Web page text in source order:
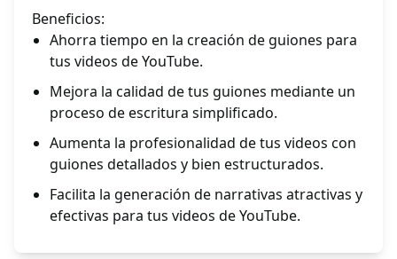
Beneficios:
Ahorra tiempo en la creación de guiones para
tus videos de YouTube.
Mejora la calidad de tus guiones mediante un
proceso de escritura simplificado.
Aumenta la profesionalidad de tus videos con
guiones detallados y bien estructurados.
Facilita la generación de narrativas atractivas y
efectivas para tus videos de YouTube.